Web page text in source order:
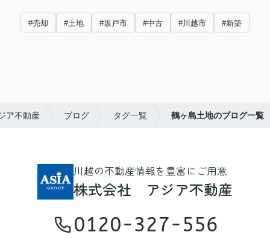
#売却 #土地 #坂戸市 #中古 #川越市 #新築
ア不動産 ブログ タグ一覧 鶴ヶ島土地のブログ一覧
川越の不動産情報を豊富にご用意
株式会社 アジア不動産
0120-327-556